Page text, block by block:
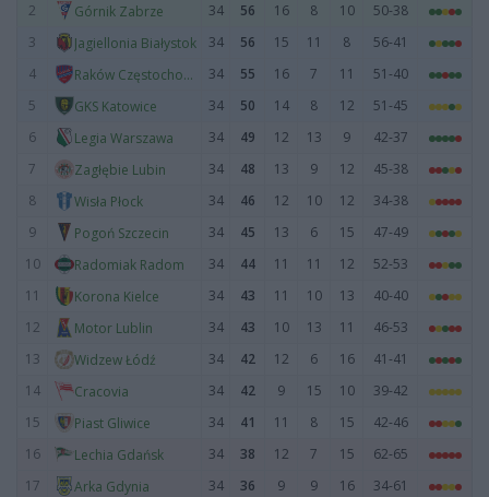
2
Górnik Zabrze 34 56 16 8 10
50-38
3
Jagiellonia Białystok 34 56 15 11 8
56-41
4
Raków Częstochowa 34 55 16 7 11
51-40
5
GKS Katowice 34 50 14 8 12
51-45
6
Legia Warszawa 34 49 12 13 9
42-37
7
Zagłębie Lubin 34 48 13 9 12
45-38
8
Wisła Płock 34 46 12 10 12
34-38
9
Pogoń Szczecin 34 45 13 6 15
47-49
10
Radomiak Radom 34 44 11 11 12
52-53
11
Korona Kielce 34 43 11 10 13
40-40
12
Motor Lublin 34 43 10 13 11
46-53
13
Widzew Łódź 34 42 12 6 16
41-41
14
Cracovia 34 42 9 15 10
39-42
15
Piast Gliwice 34 41 11 8 15
42-46
16
Lechia Gdańsk 34 38 12 7 15
62-65
17
Arka Gdynia 34 36 9 9 16
34-61